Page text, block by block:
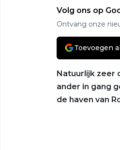
Volg ons op
Ontvang onze
Toevoegen
Natuurlijk zeer
ander in gang
de haven van